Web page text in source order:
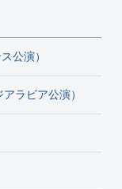
公演）
ラビア公演）